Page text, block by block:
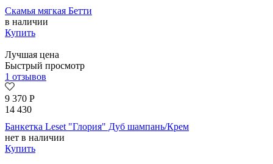
Скамья мягкая Бетти
в наличии
Купить
Лучшая цена
Быстрый просмотр
1 отзывов
9 370 Р
14 430
Банкетка Leset "Глория" Дуб шампань/Крем
нет в наличии
Купить